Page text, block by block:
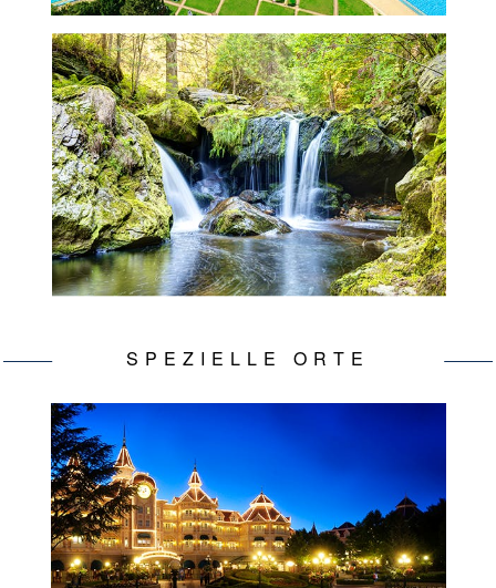
SPEZIELLE ORTE